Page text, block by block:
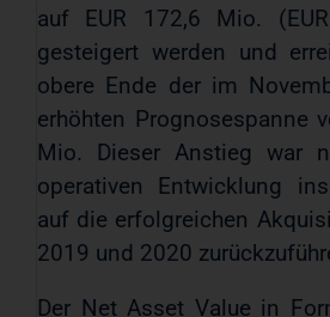
auf EUR 172,6 Mio.
gesteigert werden und
obere Ende der im
erhöhten Prognosespanne
Mio. Dieser Anstieg war
operativen Entwicklung
auf die erfolgreichen
2019 und 2020
Der Net Asset Value in